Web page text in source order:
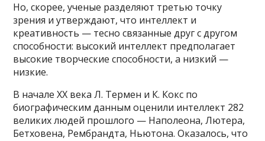
Но, скорее, ученые разделяют третью точку
зрения и утверждают, что интеллект и
креативность — тесно связанные друг с другом
способности: высокий интеллект предполагает
высокие творческие способности, а низкий —
низкие.
В начале XX века Л. Термен и К. Кокс по
биографическим данным оценили интеллект 282
великих людей прошлого — Наполеона, Лютера,
Бетховена, Рембрандта, Ньютона. Оказалось, что